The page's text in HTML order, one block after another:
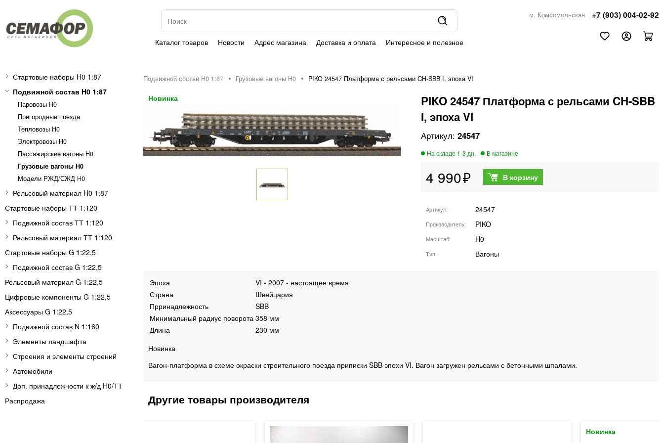
Каталог товаров Новости Адрес магазина Доставка и оплата Интересное и полезное
м. Комсомольская +7 (903) 004-02-92
Стартовые наборы H0 1:87
Подвижной состав H0 1:87
Паровозы H0
Пригородные поезда
Тепловозы H0
Электровозы H0
Пассажирские вагоны H0
Грузовые вагоны H0
Модели РЖД/СЖД H0
Рельсовый материал H0 1:87
Стартовые наборы ТТ 1:120
Подвижной состав ТТ 1:120
Рельсовый материал ТТ 1:120
Стартовые наборы G 1:22,5
Подвижной состав G 1:22,5
Рельсовый материал G 1:22,5
Цифровые компоненты G 1:22,5
Аксессуары G 1:22,5
Подвижной состав N 1:160
Элементы ландшафта
Строения и элементы строений
Автомобили
Доп. принадлежности к ж/д H0/ТТ
Распродажа
Подвижной состав H0 1:87 Грузовые вагоны H0 PIKO 24547 Платформа с рельсами CH-SBB I, эпоха VI
PIKO 24547 Платформа с рельсами CH-SBB
I, эпоха VI
24547
4 990
Артикул 24547
Производитель PIKO
Масштаб H0
Тип Вагоны
Эпоха
VI - 2007 - настоящее время
Страна
Швейцария
Прринадлежность
SBB
Минимальный радиус поворота 358 мм
Длина
230 мм
Новинка
Вагон-платформа в схеме окраски строительного поезда приписки SBB эпохи VI. Вагон загружен рельсами с бетонными шпалами.